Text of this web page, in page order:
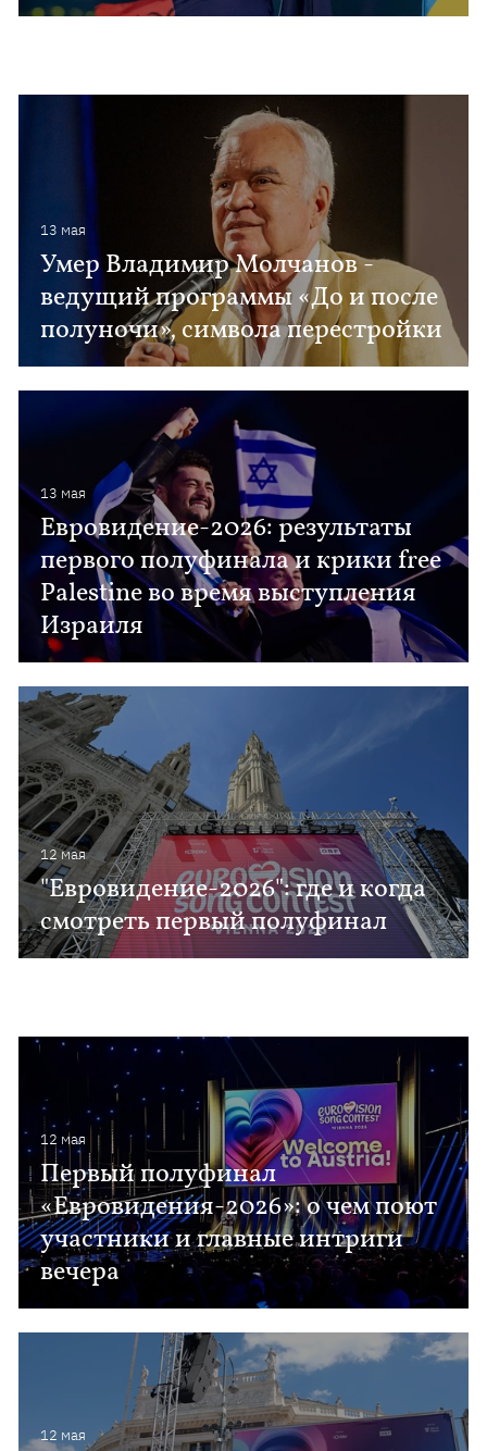
13 мая
Умер Владимир Молчанов -
ведущий программы «До и после
полуночи», символа перестройки
13 мая
Евровидение-2026: результаты
первого полуфинала и крики free
Palestine во время выступления
Израиля
12 мая
"Евровидение-2026": где и когда
смотреть первый полуфинал
12 мая
Первый полуфинал
«Евровидения-2026»: о чем поют
участники и главные интриги
вечера
12 мая